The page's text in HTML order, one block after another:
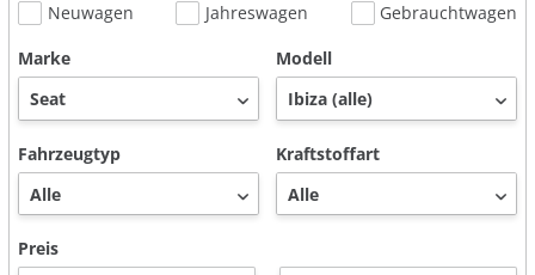
Neuwagen Jahreswagen
Gebrauchtwagen
Marke
Modell
Fahrzeugtyp Kraftstoffart
Preis